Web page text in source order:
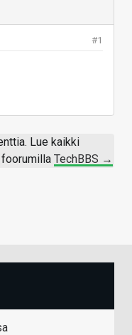
#1
Lue kaikki
TechBBS →